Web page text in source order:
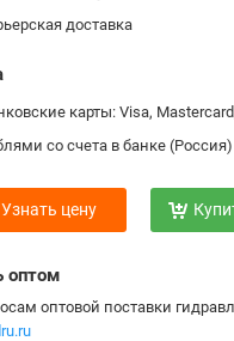
доставка
карты: Visa,
со счета в банке (Россия)
Узнать цену
оптом
оптовой поставки